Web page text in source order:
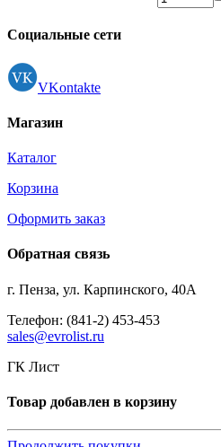
Социальные сети
VKontakte
Магазин
Каталог
Корзина
Оформить заказ
Обратная связь
г. Пенза, ул. Карпинского, 40А
Телефон: (841-2) 453-453
sales@evrolist.ru
ГК Лист
Товар добавлен в корзину